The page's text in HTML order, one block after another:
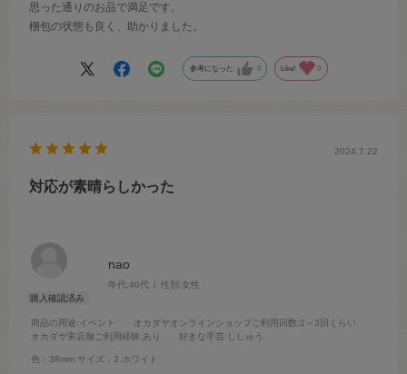
思った通りのお品で満足です。
梱包の状態も良く、助かりました。
参考になった 0 Like! 0
nao
年代:40代 性別:女性
商品の用途:イベント オカダヤオンラインショップご利用回数:2～3回くらい
オカダヤ実店舗ご利用経験:あり 好きな手芸:ししゅう
色：38mm サイズ：2.ホワイト
2024.7.22
対応が素晴らしかった